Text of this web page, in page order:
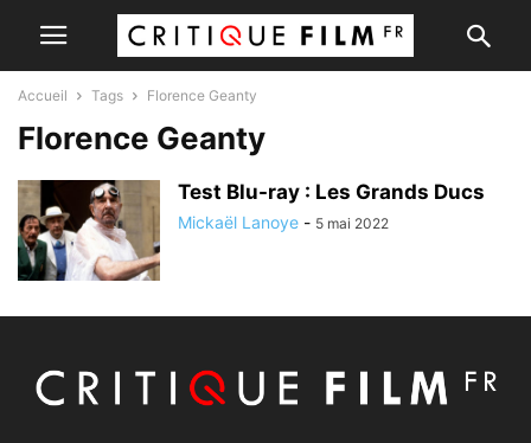
Accueil Tags Florence Geanty
Florence Geanty
Test Blu-ray : Les Grands Ducs
Mickaël Lanoye - 5 mai 2022